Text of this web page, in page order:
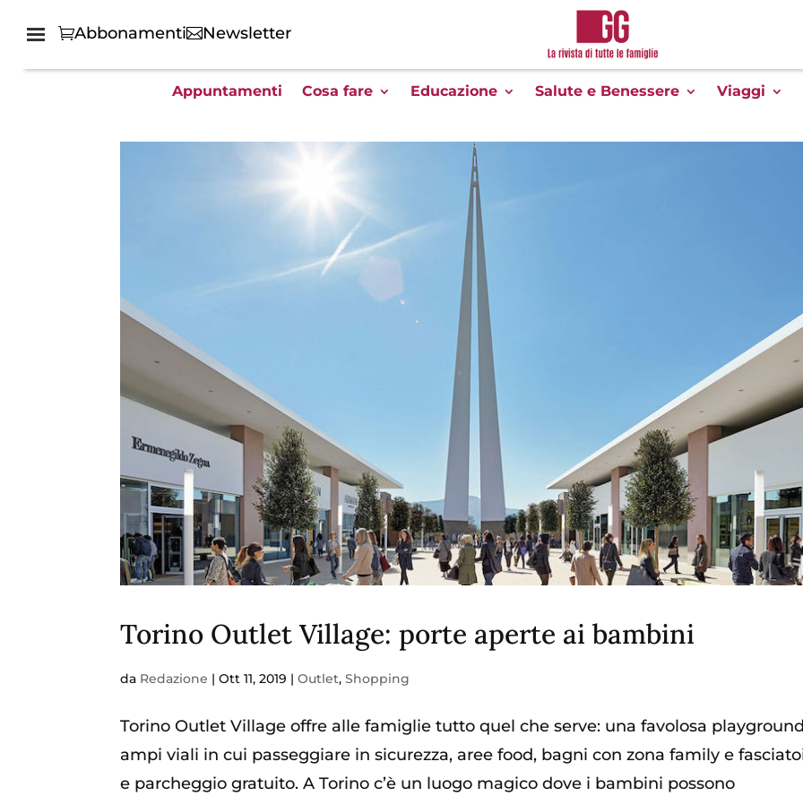
Abbonamenti Newsletter
Appuntamenti Cosa fare Educazione Salute e Benessere Viaggi
Torino Outlet Village: porte aperte ai bambini
da Redazione |Ott 11, 2019 |Outlet,Shopping
Torino Outlet Village offre alle famiglie tutto quel che serve: una favolosa
ampi viali in cui passeggiare in sicurezza, aree food, bagni con zona family e
e parcheggio gratuito. A Torino c’è un luogo magico dove i bambini possono